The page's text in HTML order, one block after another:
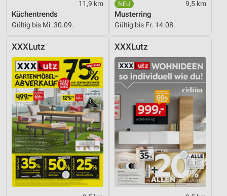
11,9 km
Küchentrends
Gültig bis Mi. 30.09.
9,5 km
Musterring
Gültig bis Fr. 14.08.
XXXLutz XXXLutz